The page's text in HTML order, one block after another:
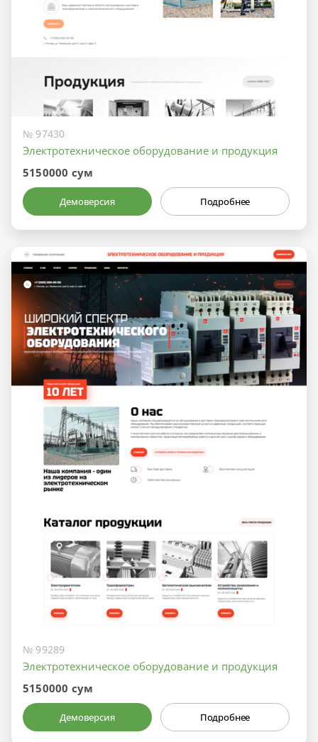
№ 97430
Электротехническое оборудование и продукция
5150000 сум
Демоверсия Подробнее
№ 99289
Электротехническое оборудование и продукция
5150000 сум
Демоверсия Подробнее